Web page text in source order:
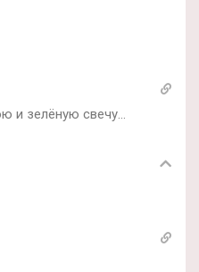
и зелёную свечу…